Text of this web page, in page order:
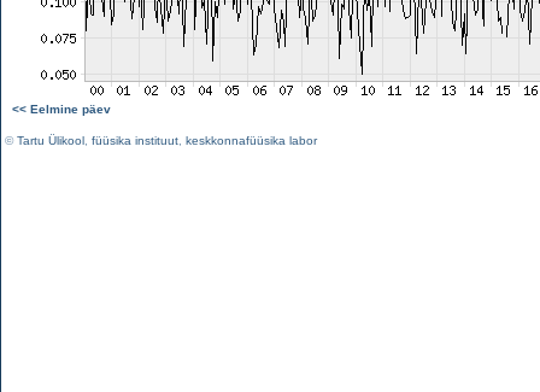
<< Eelmine päev
©Tartu Ülikool füüsika instituut keskkonnafüüsika labor